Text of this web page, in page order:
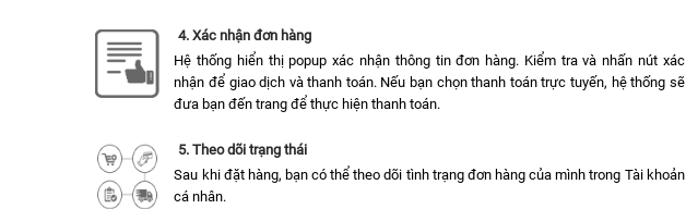
4. Xác nhận đơn hàng
Hệ thống hiển thị popup xác nhận thông tin đơn hàng. Kiểm tra và nhấn nút xác
nhận để giao dịch và thanh toán. Nếu bạn chọn thanh toán trực tuyến, hệ thống sẽ
đưa bạn đến trang để thực hiện thanh toán.
5. Theo dõi trạng thái
Sau khi đặt hàng, bạn có thể theo dõi tình trạng đơn hàng của mình trong Tài khoản
cá nhân.